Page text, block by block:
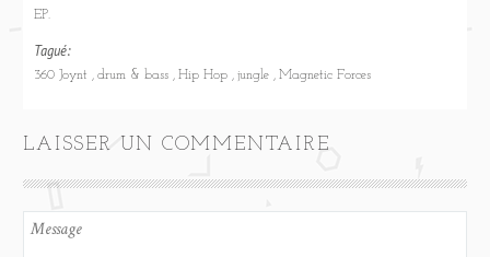
EP.
Tagué:
360 Joynt drum & bass Hip Hop jungle Magnetic Forces
LAISSER UN COMMENTAIRE